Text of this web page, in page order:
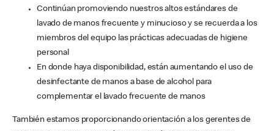
Continúan promoviendo nuestros altos estándares de
lavado de manos frecuente y minucioso y se recuerda a los
miembros del equipo las prácticas adecuadas de higiene
personal
En donde haya disponibilidad, están aumentando el uso de
desinfectante de manos a base de alcohol para
complementar el lavado frecuente de manos
También estamos proporcionando orientación a los gerentes de